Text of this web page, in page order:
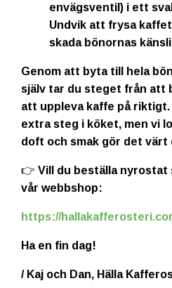
envägsventil) i ett
Undvik att frysa
skada bönornas
Genom att byta till hela
själv tar du steget från att
att uppleva kaffe på
extra steg i köket, men vi
doft och smak gör det värt
👉 Vill du beställa nyrostat
vår webbshop:
https://
Ha en fin dag!
/ Kaj och Dan, Hälla